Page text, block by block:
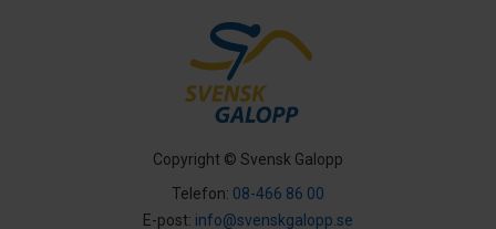
Copyright © Svensk Galopp
Telefon: 08-466 86 00
E-post: info@svenskgalopp.se